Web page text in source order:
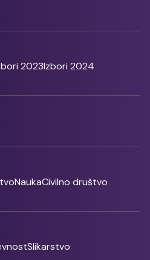
2023Izbori 2024
NaukaCivilno društvo
Slikarstvo